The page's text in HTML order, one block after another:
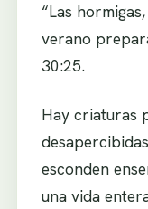
“Las
verano
30:25.
Hay criaturas
esconden
una vida